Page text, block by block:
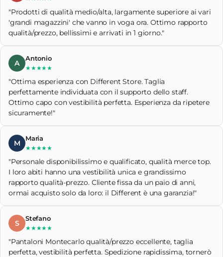
"Prodotti di qualità medio/alta, largamente superiore ai vari
'grandi magazzini' che vanno in voga ora. Ottimo rapporto
qualità/prezzo, bellissimi e arrivati in 1 giorno."
A
Antonio
★★★★★
"Ottima esperienza con Different Store. Taglia
perfettamente individuata con il supporto dello staff.
Ottimo capo con vestibilità perfetta. Esperienza da ripetere
sicuramente!"
M
Maria
★★★★★
"Personale disponibilissimo e qualificato, qualità merce top.
I loro abiti hanno una vestibilità unica e grandissimo
rapporto qualità-prezzo. Cliente fissa da un paio di anni,
ormai acquisto solo da loro: il Different è una garanzia!"
S
Stefano
★★★★★
"Pantaloni Montecarlo qualità/prezzo eccellente, taglia
perfetta, vestibilità perfetta. Spedizione rapidissima, tornerò